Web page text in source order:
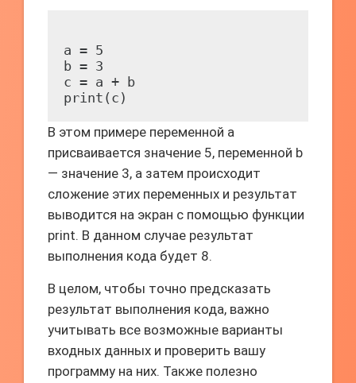
a = 5
b = 3
c = a + b
В этом примере переменной a
присваивается значение 5, переменной b
— значение 3, а затем происходит
сложение этих переменных и результат
выводится на экран с помощью функции
print. В данном случае результат
выполнения кода будет 8.
В целом, чтобы точно предсказать
результат выполнения кода, важно
учитывать все возможные варианты
входных данных и проверить вашу
программу на них. Также полезно